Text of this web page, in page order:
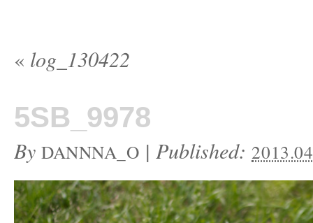
« log_130422
5SB_9978
By DANNNA_O |Published: